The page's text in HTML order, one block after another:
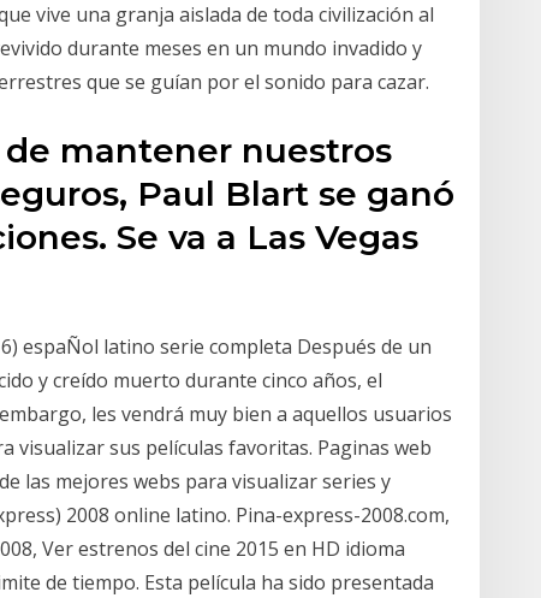
vive una granja aislada de toda civilización al
durante meses en un mundo invadido y
que se guían por el sonido para cazar.
de mantener nuestros
Paul Blart se ganó
Se va a Las Vegas
espaÑol latino serie completa Después de un
y creído muerto durante cinco años, el
les vendrá muy bien a aquellos usuarios
visualizar sus películas favoritas. Paginas web
las mejores webs para visualizar series y
2008 online latino. Pina-express-2008.com,
Ver estrenos del cine 2015 en HD idioma
de tiempo. Esta película ha sido presentada